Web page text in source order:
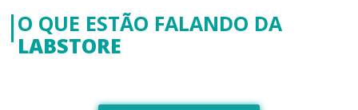
O QUE ESTÃO FALANDO DA
LABSTORE